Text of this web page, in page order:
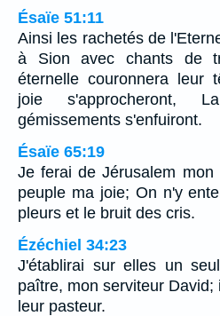
Ésaïe 51:11
Ainsi les rachetés de
à Sion avec chants de
éternelle couronnera leur
joie s'approcheront,
gémissements s'enfuiront.
Ésaïe 65:19
Je ferai de Jérusalem
peuple ma joie; On n'y
pleurs et le bruit des cris.
Ézéchiel 34:23
J'établirai sur elles un
paître, mon serviteur
leur pasteur.